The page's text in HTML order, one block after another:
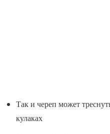
Так и череп может
кулаках